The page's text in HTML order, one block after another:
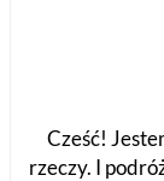
Cześć!
rzeczy. I